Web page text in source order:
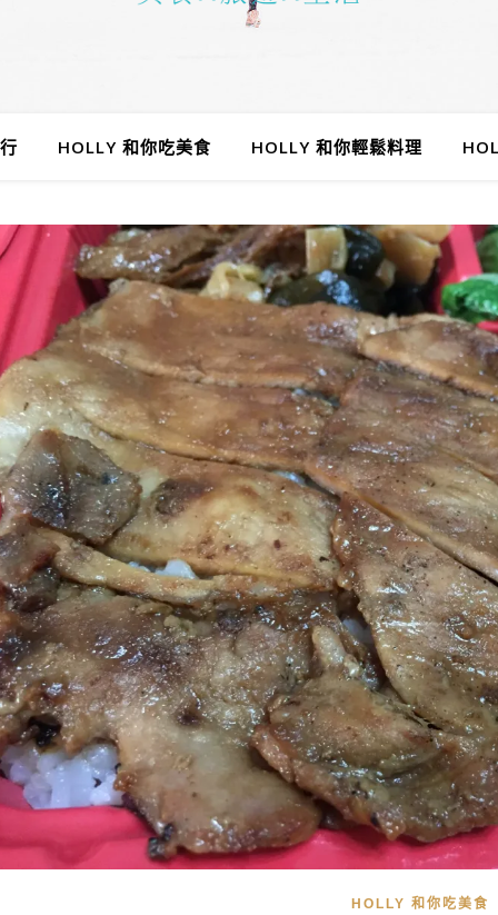
HOLLY 和你吃美食 HOLLY 和你輕鬆料理
HOLLY 和你吃美食